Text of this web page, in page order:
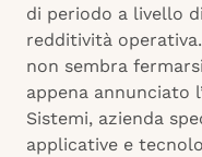
di periodo a livello
redditività
non sembra
appena annunciato
Sistemi, azienda
applicative e